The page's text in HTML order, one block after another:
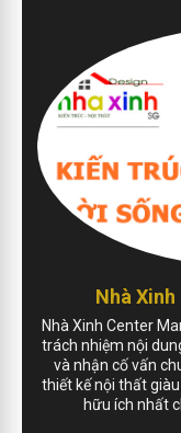
Nhà
Nhà Xinh Center
trách nhiệm nội
và nhận cố vấn
thiết kế nội thất
hữu ích nhất